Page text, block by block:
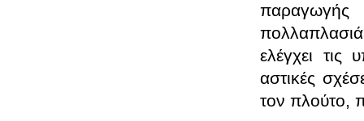
παραγωγής
ελέγχει τις
αστικές
τον πλούτο,